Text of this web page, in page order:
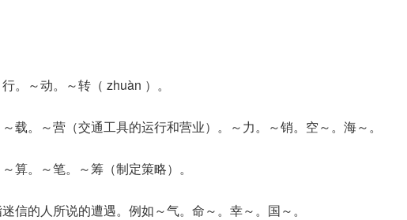
。～动。～转（ zhuàn ）。
载。～营（交通工具的运行和营业）。～力。～销。空～。海～。
算。～笔。～筹（制定策略）。
信的人所说的遭遇。例如～气。命～。幸～。国～。